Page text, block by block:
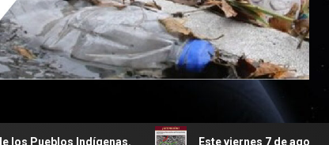
Indígenas. Este viernes 7 de agosto inicia